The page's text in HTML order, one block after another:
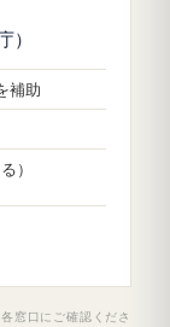
）
補助
）
窓口にご確認くださ